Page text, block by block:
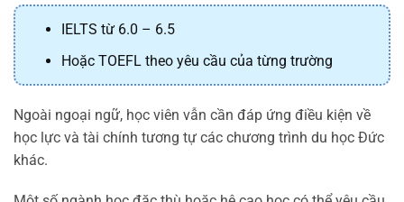
IELTS từ 6.0 – 6.5
Hoặc TOEFL theo yêu cầu của từng trường
Ngoài ngoại ngữ, học viên vẫn cần đáp ứng điều kiện về
học lực và tài chính tương tự các chương trình du học Đức
khác.